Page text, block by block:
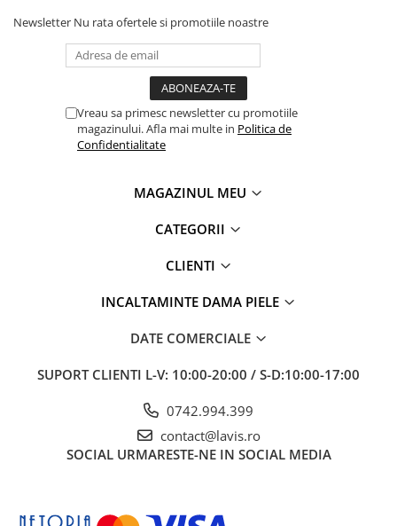
Newsletter Nu rata ofertele si promotiile noastre
Vreau sa primesc newsletter cu promotiile
magazinului. Afla mai multe in Politica de
Confidentialitate
MAGAZINUL MEU
CATEGORII
CLIENTI
INCALTAMINTE DAMA PIELE
DATE COMERCIALE
SUPORT CLIENTI L-V: 10:00-20:00 / S-D:10:00-17:00
0742.994.399
contact@lavis.ro
SOCIAL URMARESTE-NE IN SOCIAL MEDIA